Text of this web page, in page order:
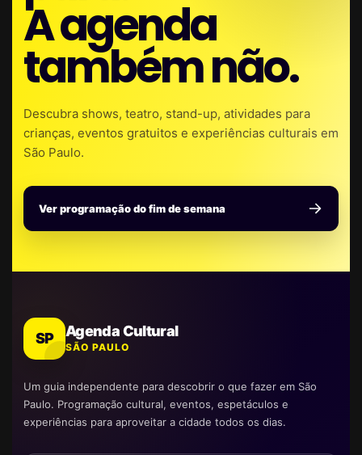
A agenda
também não.
Descubra shows, teatro, stand-up, atividades para
crianças, eventos gratuitos e experiências culturais em
São Paulo.
Ver programação do fim de semana
SP Agenda Cultural
SÃO PAULO
Um guia independente para descobrir o que fazer em São
Paulo. Programação cultural, eventos, espetáculos e
experiências para aproveitar a cidade todos os dias.